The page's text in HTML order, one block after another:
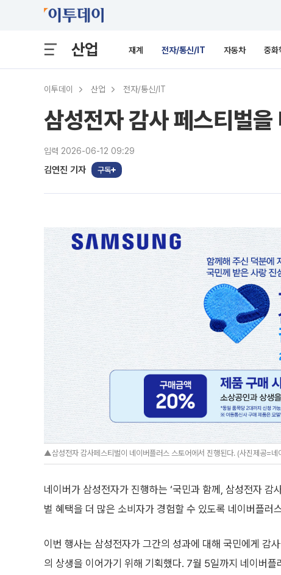
산업 재계 전자/통신/IT 자동차 중화
이투데이 산업 전자/통신/IT
삼성전자 감사 페스티벌
입력 2026-06-12 09:29
김연진 기자 구독
▲삼성전자 감사페스티벌이 네이버플러스 스토어에서 진행된다. (사진제공=네
네이버가 삼성전자가 진행하는 ‘국민과 함께, 삼성전자 감
벌 혜택을 더 많은 소비자가 경험할 수 있도록 네이버플러
이번 행사는 삼성전자가 그간의 성과에 대해 국민에게 감
의 상생을 이어가기 위해 기획했다. 7월 5일까지 네이버플